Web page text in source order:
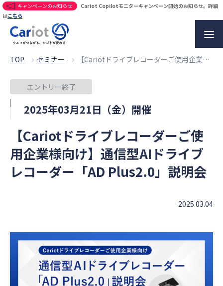
キャンペーンのお知らせ
Cariot Copilotモニターキャンペーン開始のお知らせ。詳細
はこちら
TOP セミナー 【Cariotドライブレコーダーご使用企業様向け】通信型AIドライブレコーダー「AD Plus2.0」説明会
2025年03月21日（金）開催
エントリー終了
【Cariotドライブレコーダーご使
用企業様向け】通信型AIドライブ
レコーダー「AD Plus2.0」説明会
2025.03.04